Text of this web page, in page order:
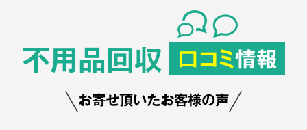
不用品回収 口コミ情報
お寄せ頂いたお客様の声